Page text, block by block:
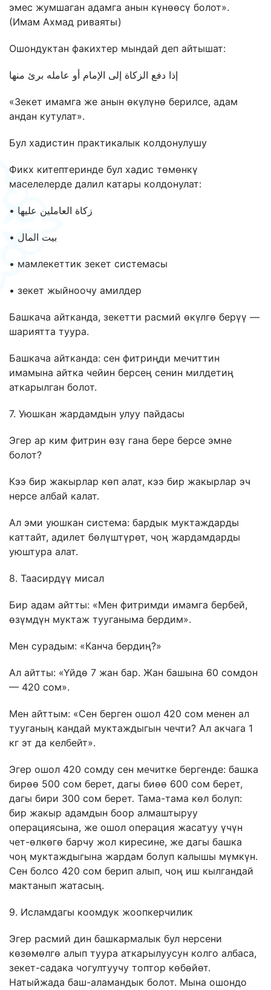
эмес жумшаган адамга анын күнөөсү болот».
(Имам Ахмад риваяты)
Ошондуктан факихтер мындай деп айтышат:
إذا دفع الزكاة إلى الإمام أو عامله برئ منها
«Зекет имамга же анын өкүлүнө берилсе, адам
андан кутулат».
Бул хадистин практикалык колдонулушу
Фикх китептеринде бул хадис төмөнкү
маселелерде далил катары колдонулат:
• زكاة العاملين عليها
• بيت المال
• мамлекеттик зекет системасы
• зекет жыйноочу амилдер
Башкача айтканда, зекетти расмий өкүлгө берүү —
шариятта туура.
Башкача айтканда: сен фитриңди мечиттин
имамына айтка чейин берсең сенин милдетиң
аткарылган болот.
7. Уюшкан жардамдын улуу пайдасы
Эгер ар ким фитрин өзү гана бере берсе эмне
болот?
Кээ бир жакырлар көп алат, кээ бир жакырлар эч
нерсе албай калат.
Ал эми уюшкан система: бардык муктаждарды
каттайт, адилет бөлүштүрөт, чоң жардамдарды
уюштура алат.
8. Таасирдүү мисал
Бир адам айтты: «Мен фитримди имамга бербей,
өзүмдүн муктаж тууганыма бердим».
Мен сурадым: «Канча бердиң?»
Ал айтты: «Үйдө 7 жан бар. Жан башына 60 сомдон
— 420 сом».
Мен айттым: «Сен берген ошол 420 сом менен ал
тууганың кандай муктаждыгын чечти? Ал акчага 1
кг эт да келбейт».
Эгер ошол 420 сомду сен мечитке бергенде: башка
бирөө 500 сом берет, дагы биөө 600 сом берет,
дагы бири 300 сом берет. Тама-тама көл болуп:
бир жакыр адамдын боор алмаштыруу
операциясына, же ошол операция жасатуу үчүн
чет-өлкөгө барчу жол киресине, же дагы башка
чоң муктаждыгына жардам болуп калышы мүмкүн.
Сен болсо 420 сом берип алып, чоң иш кылгандай
мактанып жатасың.
9. Исламдагы коомдук жоопкерчилик
Эгер расмий дин башкармалык бул нерсени
көзөмөлгө алып туура аткарылуусун колго албаса,
зекет-садака чогултуучу топтор көбөйөт.
Натыйжада баш-аламандык болот. Мына ошондо